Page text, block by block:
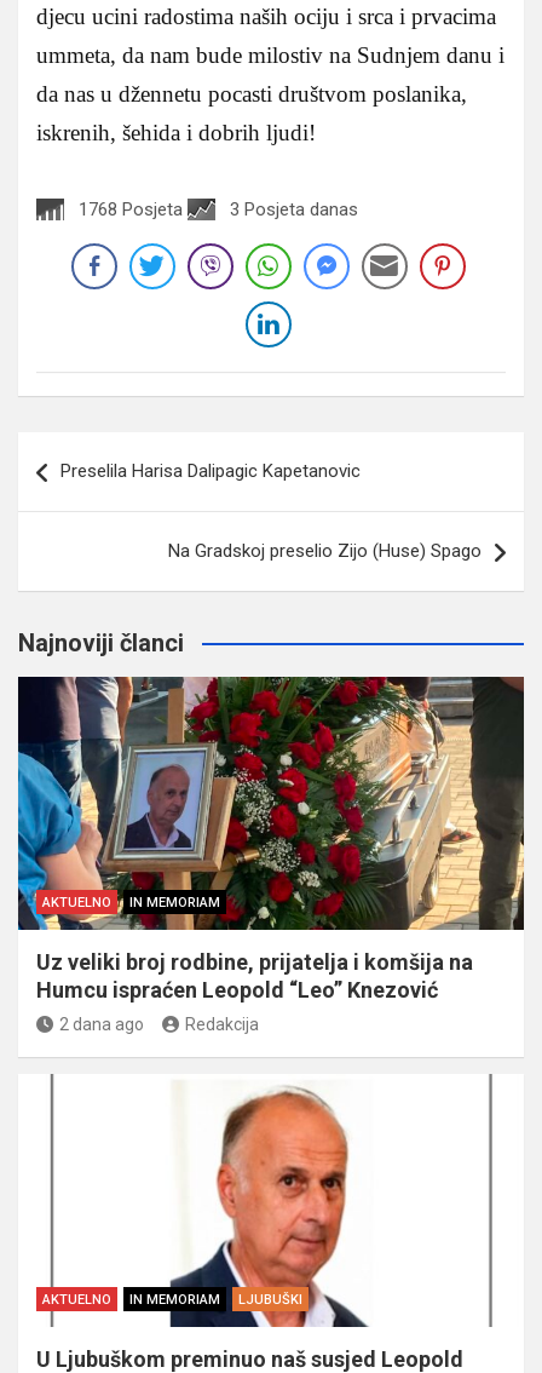
djecu ucini radostima naših ociju i srca i prvacima
ummeta, da nam bude milostiv na Sudnjem danu i
da nas u džennetu pocasti društvom poslanika,
iskrenih, šehida i dobrih ljudi!
1768 Posjeta 3 Posjeta danas
članaka
Preselila Harisa Dalipagic Kapetanovic
Na Gradskoj preselio Zijo (Huse) Spago
Najnoviji članci
AKTUELNO IN MEMORIAM
Uz veliki broj rodbine, prijatelja i komšija na
Humcu ispraćen Leopold “Leo” Knezović
2 dana ago Redakcija
AKTUELNO IN MEMORIAM LJUBUŠKI
U Ljubuškom preminuo naš susjed Leopold